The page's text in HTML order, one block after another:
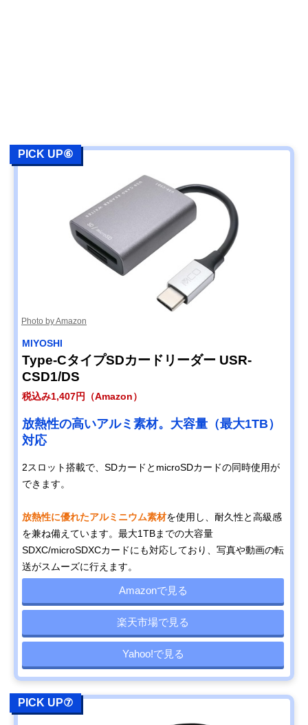
PICK UP⑥
Photo by Amazon
MIYOSHI
Type-CタイプSDカードリーダー USR-
CSD1/DS
税込み1,407円（Amazon）
放熱性の高いアルミ素材。大容量（最大1TB）
対応
2スロット搭載で、SDカードとmicroSDカードの同時使用が
できます。
放熱性に優れたアルミニウム素材を使用し、耐久性と高級感
を兼ね備えています。最大1TBまでの大容量
SDXC/microSDXCカードにも対応しており、写真や動画の転
送がスムーズに行えます。
Amazonで見る
楽天市場で見る
Yahoo!で見る
PICK UP⑦